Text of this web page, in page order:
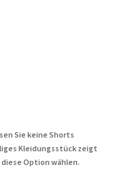
Sie keine Shorts
Kleidungsstück zeigt
Option wählen.